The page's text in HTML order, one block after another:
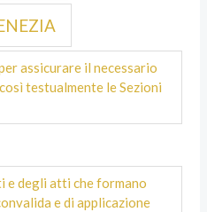
assicurare il necessario
testualmente le Sezioni
e degli atti che formano
e di applicazione